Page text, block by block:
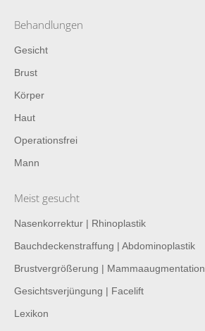
Behandlungen
Gesicht
Brust
Körper
Haut
Operationsfrei
Mann
Meist gesucht
Nasenkorrektur | Rhinoplastik
Bauchdeckenstraffung | Abdominoplastik
Brustvergrößerung | Mammaaugmentation
Gesichtsverjüngung | Facelift
Lexikon